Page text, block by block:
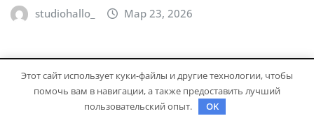
studiohallo_ Мар 23, 2026
Этот сайт использует куки-файлы и другие технологии, чтобы
помочь вам в навигации, а также предоставить лучший
пользовательский опыт.
OK